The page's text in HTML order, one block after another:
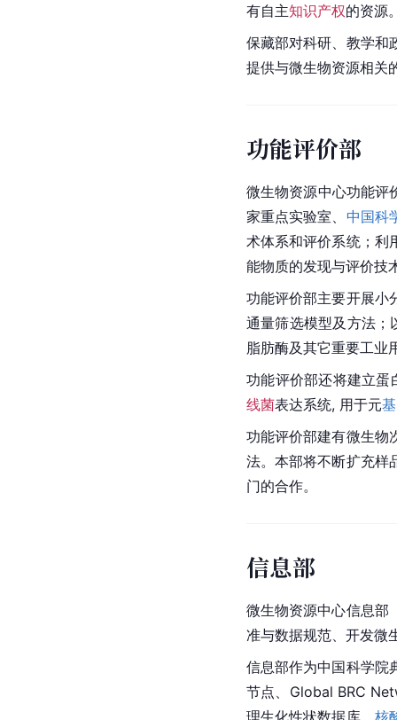
有自主知识产权的资源
保藏部对科研、教学和
提供与微生物资源相关
功能评价部
微生物资源中心功能评
家重点实验室、 中国科
术体系和评价系统；利
能物质的发现与评价技
功能评价部主要开展小
通量筛选模型及方法；
脂肪酶及其它重要工业
功能评价部还将建立蛋
线菌表达系统, 用于元
功能评价部建有微生物
法。本部将不断扩充样
门的合作。
信息部
微生物资源中心信息部
准与数据规范、开发微
信息部作为中国科学院
节点、Global BRC
理生化性状数据库、 核